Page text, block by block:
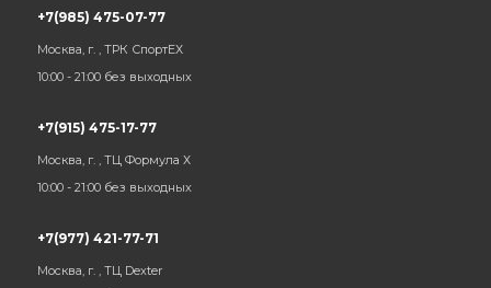
+7(985) 475-07-77
Москва, г. , ТРК СпортЕХ
10:00 - 21:00 без выходных
+7(915) 475-17-77
Москва, г. , ТЦ Формула Х
10:00 - 21:00 без выходных
+7(977) 421-77-71
Москва, г. , ТЦ Dexter